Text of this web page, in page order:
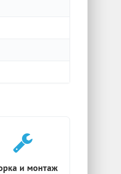
и монтаж